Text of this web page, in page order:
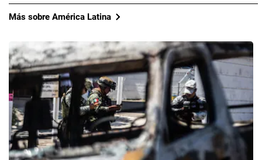
Más sobre América Latina